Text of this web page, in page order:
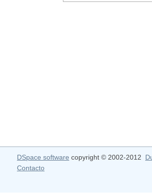
DSpace software copyright © 2002-2012
Contacto